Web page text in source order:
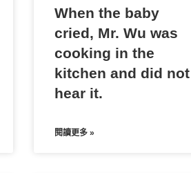
When the baby
cried, Mr. Wu was
cooking in the
kitchen and did not
hear it.
閱讀更多 »